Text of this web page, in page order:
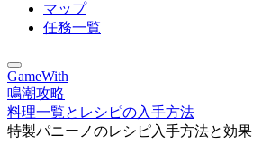
マップ
任務一覧
GameWith
鳴潮攻略
料理一覧とレシピの入手方法
特製パニーノのレシピ入手方法と効果